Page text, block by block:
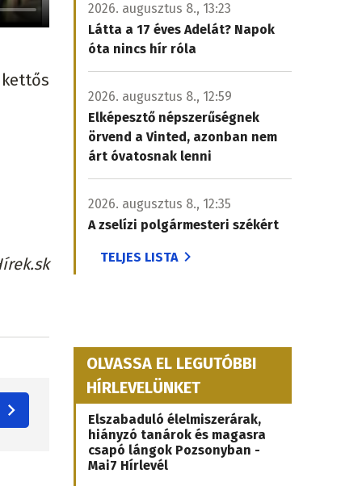
2026. augusztus 8., 13:23
Látta a 17 éves Adelát? Napok
óta nincs hír róla
2026. augusztus 8., 12:59
Elképesztő népszerűségnek
örvend a Vinted, azonban nem
árt óvatosnak lenni
2026. augusztus 8., 12:35
A zselízi polgármesteri székért
TELJES LISTA
OLVASSA EL LEGUTÓBBI
HÍRLEVELÜNKET
Elszabaduló élelmiszerárak,
hiányzó tanárok és magasra
csapó lángok Pozsonyban -
Mai7 Hírlevél